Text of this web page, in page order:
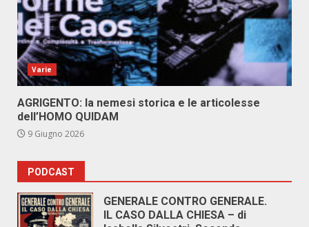
Varie
AGRIGENTO: la nemesi storica e le articolesse
dell’HOMO QUIDAM
9 Giugno 2026
PODCAST
GENERALE CONTRO GENERALE.
IL CASO DALLA CHIESA – di